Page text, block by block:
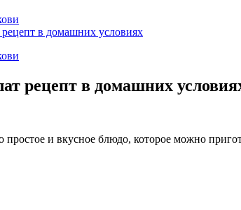
в домашних условиях
рецепт в домашних
простое и вкусное блюдо, которое можно